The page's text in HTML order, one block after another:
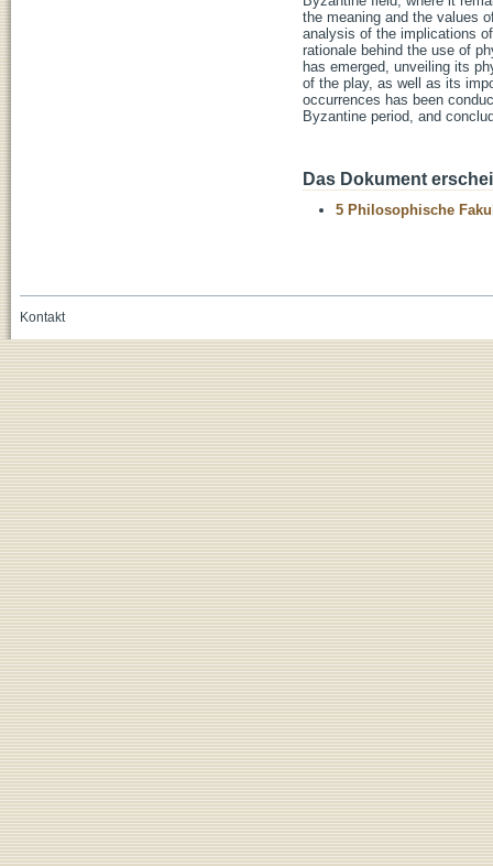
the meaning and the values
analysis of the implications
rationale behind the use of
has emerged, unveiling its
of the play, as well as its
occurrences has been
Byzantine period, and
Das Dokument
5 Philosophische
Kontakt